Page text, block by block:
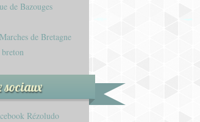
de Bazouges
de Bretagne
sociaux
Rézoludo